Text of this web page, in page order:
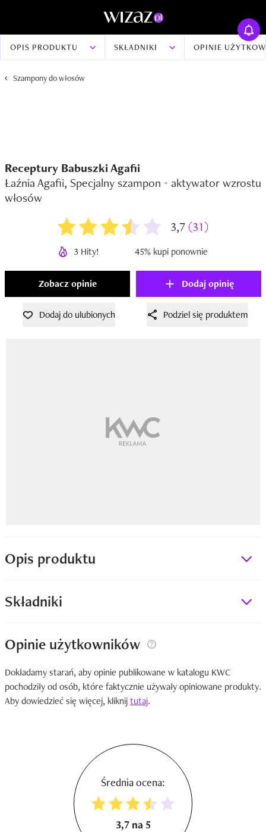
OPIS PRODUKTU SKŁADNIKI OPINIE
Szampony do włosów
Receptury Babuszki Agafii
Łaźnia Agafii, Specjalny szampon - aktywator wzrostu
włosów
3,7 (31)
3 Hity! 45% kupi ponownie
Zobacz opinie Dodaj opinię
Dodaj do ulubionych Podziel się produktem
Opis produktu
Składniki
Opinie użytkowników
Dokładamy starań, aby opinie publikowane w katalogu KWC
pochodziły od osób, które faktycznie używały opiniowane produkty.
Aby dowiedzieć się więcej, kliknijtutaj.
Średnia ocena:
3,7 na 5